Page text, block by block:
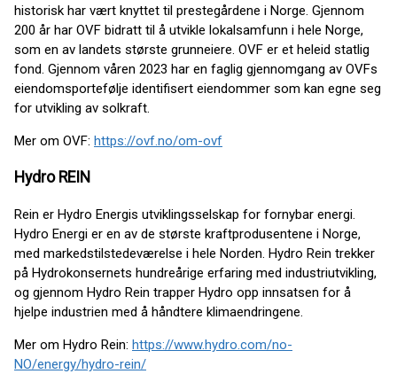
historisk har vært knyttet til prestegårdene i Norge. Gjennom
200 år har OVF bidratt til å utvikle lokalsamfunn i hele Norge,
som en av landets største grunneiere. OVF er et heleid statlig
fond. Gjennom våren 2023 har en faglig gjennomgang av OVFs
eiendomsportefølje identifisert eiendommer som kan egne seg
for utvikling av solkraft.
Mer om OVF: https://ovf.no/om-ovf
Hydro REIN
Rein er Hydro Energis utviklingsselskap for fornybar energi.
Hydro Energi er en av de største kraftprodusentene i Norge,
med markedstilstedeværelse i hele Norden. Hydro Rein trekker
på Hydrokonsernets hundreårige erfaring med industriutvikling,
og gjennom Hydro Rein trapper Hydro opp innsatsen for å
hjelpe industrien med å håndtere klimaendringene.
Mer om Hydro Rein: https://www.hydro.com/no-
NO/energy/hydro-rein/